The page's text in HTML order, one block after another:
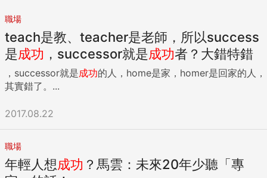
職場
teach是教、teacher是老師，所以success
是成功 ，successor就是成功者？大錯特錯
，successor就是成功的人，home是家，homer是回家的人，
其實錯了。...
2017.08.22
職場
年輕人想成功 ？馬雲：未來20年少聽「專